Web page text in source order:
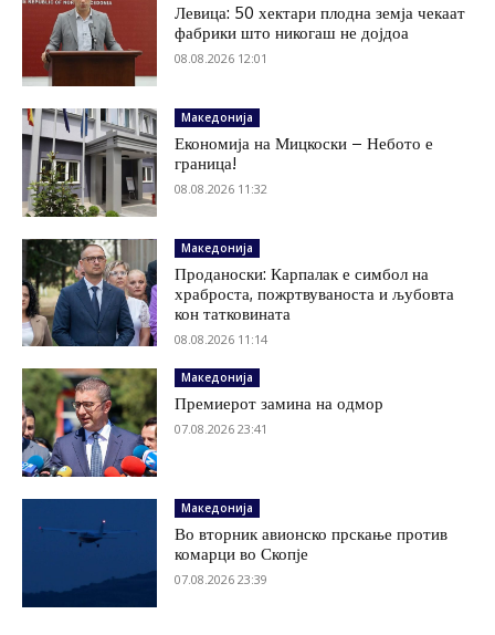
Левица: 50 хектари плодна земја чекаат
фабрики што никогаш не дојдоа
08.08.2026 12:01
Македонија
Економија на Мицкоски – Небото е
граница!
08.08.2026 11:32
Македонија
Проданоски: Карпалак е симбол на
храброста, пожртвуваноста и љубовта
кон татковината
08.08.2026 11:14
Македонија
Премиерот замина на одмор
07.08.2026 23:41
Македонија
Во вторник авионско прскање против
комарци во Скопје
07.08.2026 23:39